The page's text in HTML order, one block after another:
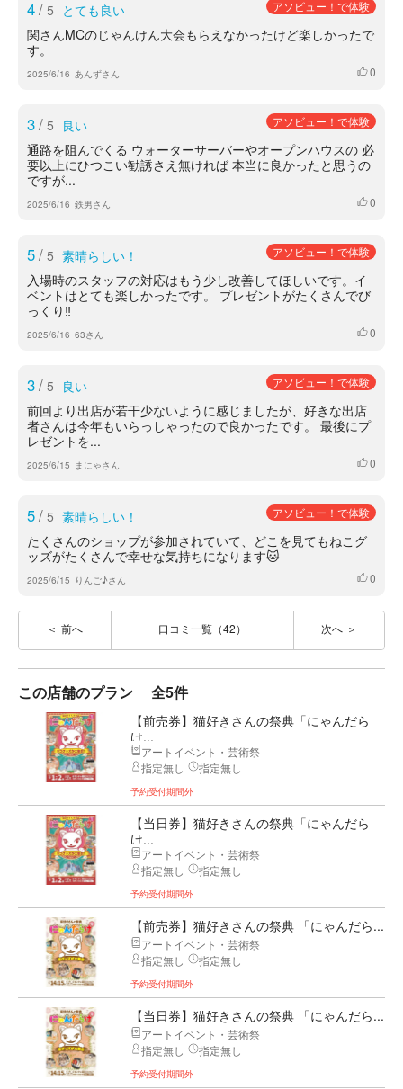
4/ 5 とても良い アソビュー！で体験
関さんMCのじゃんけん大会もらえなかったけど楽しかったで
す。
2025/6/16 あんずさん いいね
0
3/ 5 良い アソビュー！で体験
通路を阻んでくる ウォーターサーバーやオープンハウスの 必
要以上にひつこい勧誘さえ無ければ 本当に良かったと思うの
ですが...
2025/6/16 鉄男さん いいね
0
5/ 5 素晴らしい！ アソビュー！で体験
入場時のスタッフの対応はもう少し改善してほしいです。イ
ベントはとても楽しかったです。 プレゼントがたくさんでび
っくり‼️
2025/6/16 63さん いいね
0
3/ 5 良い アソビュー！で体験
前回より出店が若干少ないように感じましたが、好きな出店
者さんは今年もいらっしゃったので良かったです。 最後にプ
レゼントを...
2025/6/15 まにゃさん いいね
0
5/ 5 素晴らしい！ アソビュー！で体験
たくさんのショップが参加されていて、どこを見てもねこグ
ッズがたくさんで幸せな気持ちになります🐱
2025/6/15 りんご♪さん いいね
0
前へ 口コミ一覧（42） 次へ
この店舗のプラン 全5件
【前売券】猫好きさんの祭典「にゃんだら
け...
アートイベント・芸術祭
指定無し
指定無し
予約受付期間外
【当日券】猫好きさんの祭典「にゃんだら
け...
アートイベント・芸術祭
指定無し
指定無し
予約受付期間外
【前売券】猫好きさんの祭典 「にゃんだら...
アートイベント・芸術祭
指定無し
指定無し
予約受付期間外
【当日券】猫好きさんの祭典 「にゃんだら...
アートイベント・芸術祭
指定無し
指定無し
予約受付期間外